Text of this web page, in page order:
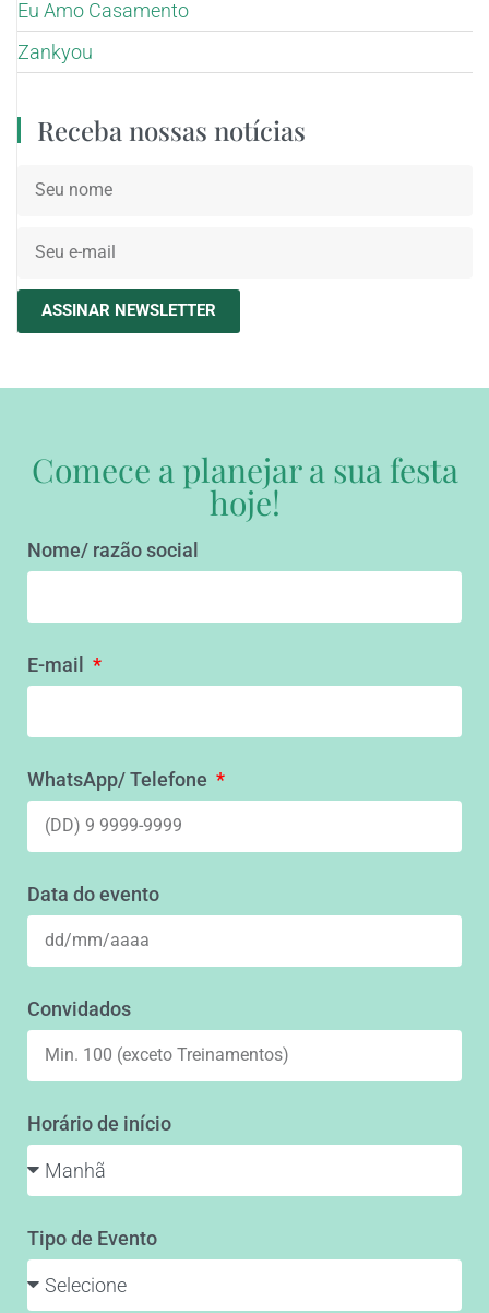
Eu Amo Casamento
Zankyou
Receba nossas notícias
ASSINAR NEWSLETTER
Comece a planejar a sua festa
hoje!
Nome/ razão social
E-mail
WhatsApp/ Telefone
Data do evento
Convidados
Horário de início
Tipo de Evento